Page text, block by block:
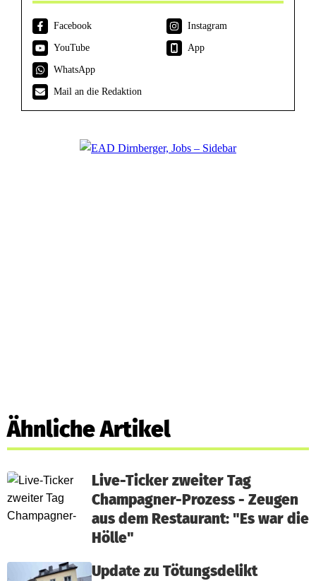
Facebook
Instagram
YouTube
App
WhatsApp
Mail an die Redaktion
Ähnliche Artikel
Live-Ticker zweiter Tag
Champagner-Prozess - Zeugen
aus dem Restaurant: "Es war die
Hölle"
Update zu Tötungsdelikt